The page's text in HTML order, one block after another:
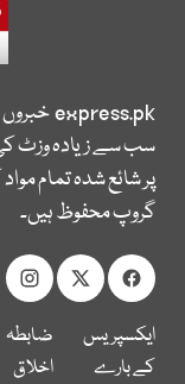
express.pk
سب سے زیادہ وزٹ
پر شائع شدہ تمام
گروپ محفوظ ہیں۔
ایکسپریس
کے بارے
ضابطہ
اخلاق